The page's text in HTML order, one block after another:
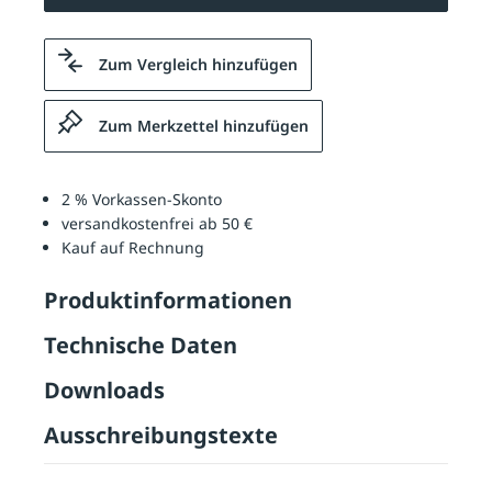
Zum Vergleich hinzufügen
Zum Merkzettel hinzufügen
2 % Vorkassen-Skonto
versandkostenfrei ab 50 €
Kauf auf Rechnung
Produktinformationen
Technische Daten
Downloads
Ausschreibungstexte